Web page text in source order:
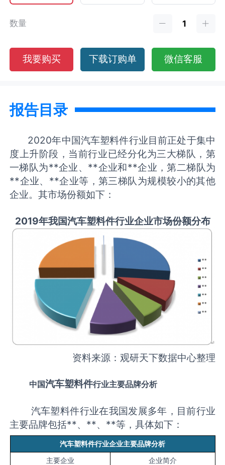
数量
我要购买 下载订购单 微信客服
报告目录
2020年中国汽车塑料件行业目前正处于集中
度上升阶段，当前行业已经分化为三大梯队，第
一梯队为**企业、**企业和**企业，第二梯队为
**企业、**企业等，第三梯队为规模较小的其他
企业。其市场份额如下：
2019年我国汽车塑料件行业企业市场份额分布
资料来源：观研天下数据中心整理
中国汽车塑料件行业主要品牌分析
汽车塑料件行业在我国发展多年，目前行业
主要品牌包括**、**、**等，具体如下：
汽车塑料件行业企业主要品牌分析
主要企业
企业简介